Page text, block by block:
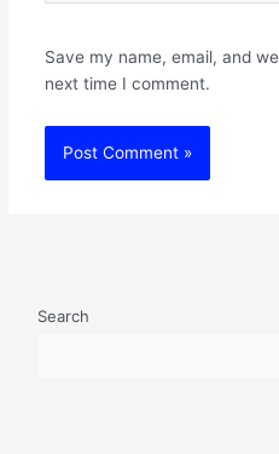
Save my name, email, and
next time I comment.
Search